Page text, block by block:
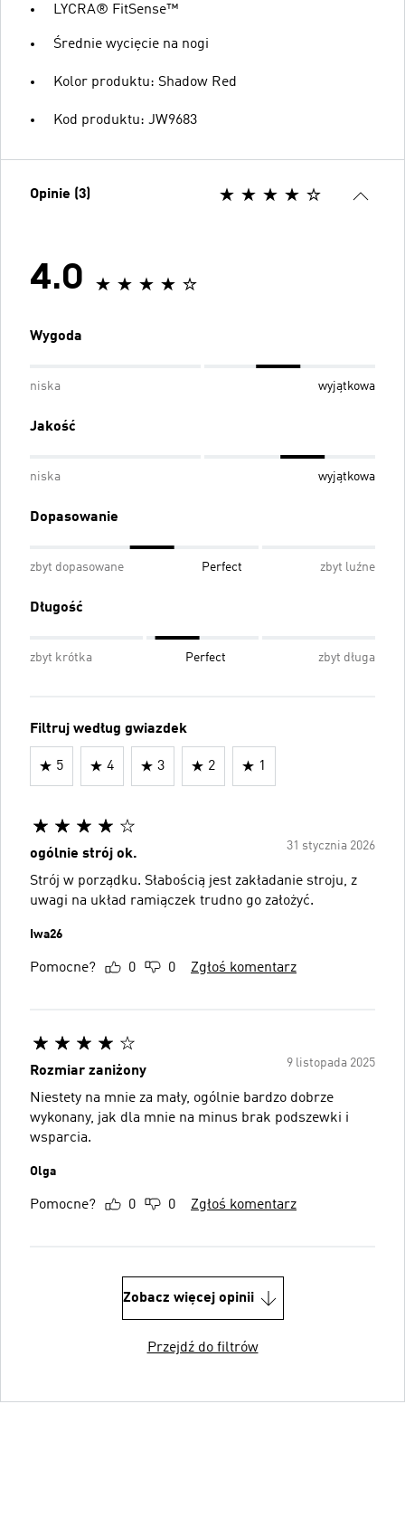
LYCRA® FitSense™
Średnie wycięcie na nogi
Kolor produktu: Shadow Red
Kod produktu: JW9683
Opinie (3)
4.0
Wygoda
niska wyjątkowa
Jakość
niska wyjątkowa
Dopasowanie
zbyt dopasowane Perfect zbyt luźne
Długość
zbyt krótka Perfect zbyt długa
Filtruj według gwiazdek
5 4 3 2 1
31 stycznia 2026
ogólnie strój ok.
Strój w porządku. Słabością jest zakładanie stroju, z
uwagi na układ ramiączek trudno go założyć.
Iwa26
Pomocne? 0 0 Zgłoś komentarz
9 listopada 2025
Rozmiar zaniżony
Niestety na mnie za mały, ogólnie bardzo dobrze
wykonany, jak dla mnie na minus brak podszewki i
wsparcia.
Olga
Pomocne? 0 0 Zgłoś komentarz
Zobacz więcej opinii
Przejdź do filtrów